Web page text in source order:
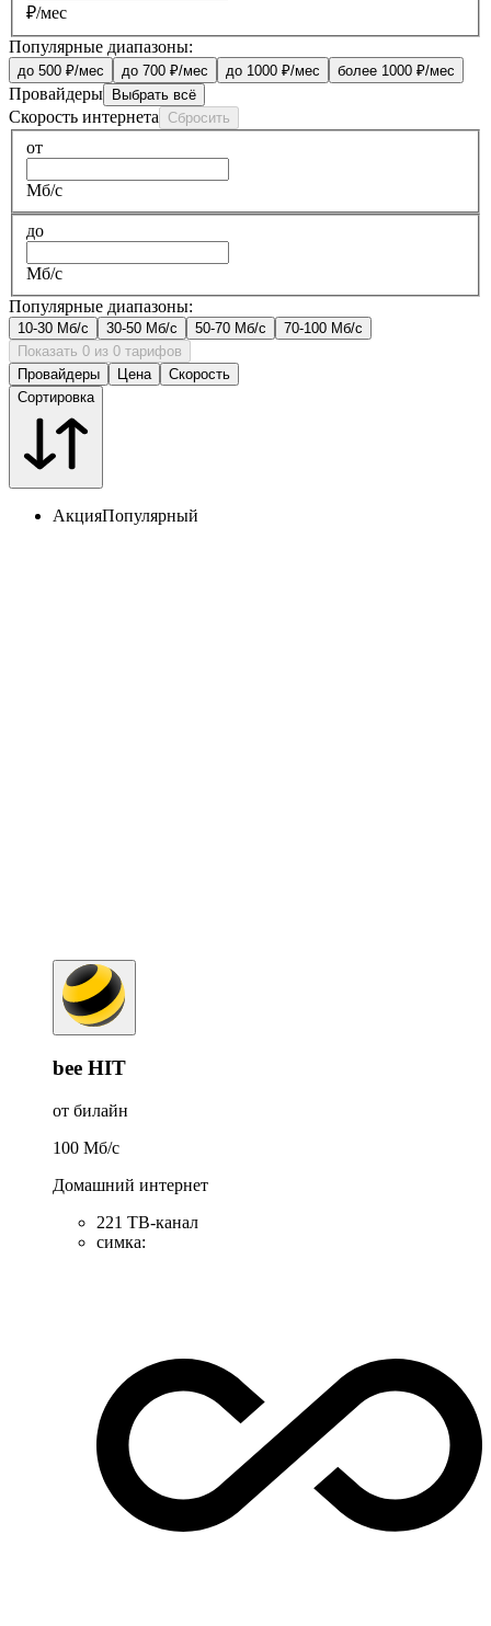
₽/мес
Популярные диапазоны:
до 500 ₽/мес до 700 ₽/мес до 1000 ₽/мес более 1000 ₽/мес
Провайдеры Выбрать всё
Скорость интернета Сбросить
от
Мб/с
до
Мб/с
Популярные диапазоны:
10-30 Мб/с 30-50 Мб/с 50-70 Мб/с
70-100 Мб/с
Показать 0 из 0 тарифов
Провайдеры
Цена
Скорость
Сортировка
АкцияПопулярный
bee HIT
от билайн
100 Мб/c
Домашний интернет
221 ТB-канал
симка: